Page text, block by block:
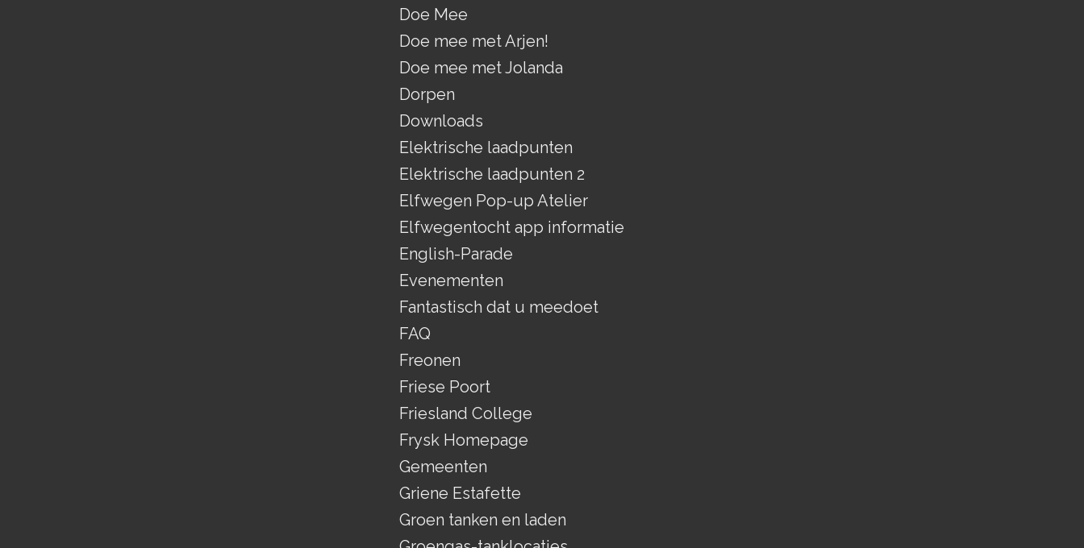
Doe Mee
Doe mee met Arjen!
Doe mee met Jolanda
Dorpen
Downloads
Elektrische laadpunten
Elektrische laadpunten 2
Elfwegen Pop-up Atelier
Elfwegentocht app informatie
English-Parade
Evenementen
Fantastisch dat u meedoet
FAQ
Freonen
Friese Poort
Friesland College
Frysk Homepage
Gemeenten
Griene Estafette
Groen tanken en laden